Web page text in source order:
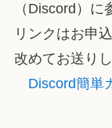
（Discord）に
リンクはお申
改めてお送りし
Discord簡単